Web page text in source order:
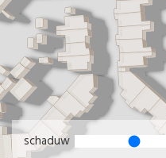
schaduw